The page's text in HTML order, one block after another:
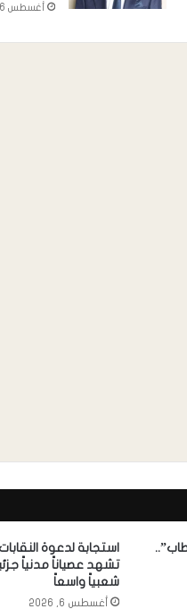
أغسطس 6, 2026
استجابة لدعوة
تشهد عصياناً مدنياً
شعبياً واسعاً
أغسطس 6, 2026